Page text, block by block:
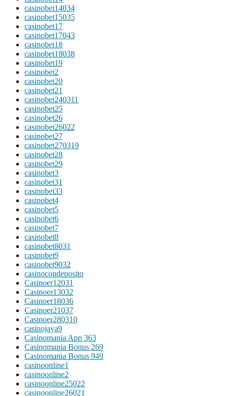
casinobet14034
casinobet15035
casinobet17
casinobet17043
casinobet18
casinobet18038
casinobet19
casinobet2
casinobet20
casinobet21
casinobet240311
casinobet25
casinobet26
casinobet26022
casinobet27
casinobet270319
casinobet28
casinobet29
casinobet3
casinobet31
casinobet33
casinobet4
casinobet5
casinobet6
casinobet7
casinobet8
casinobet8031
casinobet9
casinobet9032
casinocondeposito
Casinoer12031
Casinoer13032
Casinoer18036
Casinoer21037
Casinoer280310
casinojaya9
Casinomania App 363
Casinomania Bonus 269
Casinomania Bonus 949
casinoonline1
casinoonline2
casinoonline25022
casinoonline26021